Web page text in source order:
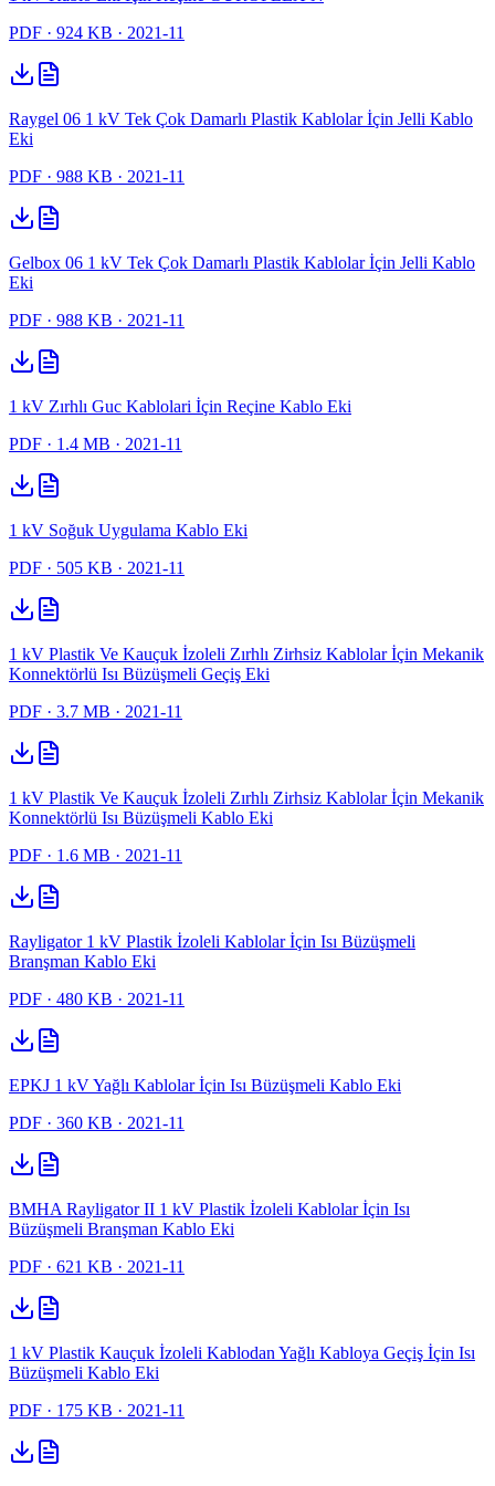
PDF · 924 KB · 2021-11
Raygel 06 1 kV Tek Çok Damarlı Plastik Kablolar İçin Jelli Kablo
Eki
PDF · 988 KB · 2021-11
Gelbox 06 1 kV Tek Çok Damarlı Plastik Kablolar İçin Jelli Kablo
Eki
PDF · 988 KB · 2021-11
1 kV Zırhlı Guc Kablolari İçin Reçine Kablo Eki
PDF · 1.4 MB · 2021-11
1 kV Soğuk Uygulama Kablo Eki
PDF · 505 KB · 2021-11
1 kV Plastik Ve Kauçuk İzoleli Zırhlı Zirhsiz Kablolar İçin Mekanik
Konnektörlü Isı Büzüşmeli Geçiş Eki
PDF · 3.7 MB · 2021-11
1 kV Plastik Ve Kauçuk İzoleli Zırhlı Zirhsiz Kablolar İçin Mekanik
Konnektörlü Isı Büzüşmeli Kablo Eki
PDF · 1.6 MB · 2021-11
Rayligator 1 kV Plastik İzoleli Kablolar İçin Isı Büzüşmeli
Branşman Kablo Eki
PDF · 480 KB · 2021-11
EPKJ 1 kV Yağlı Kablolar İçin Isı Büzüşmeli Kablo Eki
PDF · 360 KB · 2021-11
BMHA Rayligator II 1 kV Plastik İzoleli Kablolar İçin Isı
Büzüşmeli Branşman Kablo Eki
PDF · 621 KB · 2021-11
1 kV Plastik Kauçuk İzoleli Kablodan Yağlı Kabloya Geçiş İçin Isı
Büzüşmeli Kablo Eki
PDF · 175 KB · 2021-11